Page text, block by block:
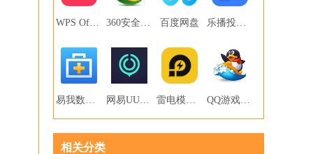
WPS Office 360安全卫士 百度网盘 乐播投屏PC版
易我数据恢复 网易UU网游加速器 雷电模拟器 QQ游戏大厅
相关分类